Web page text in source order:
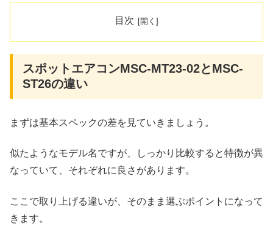
目次
スポットエアコンMSC-MT23-02とMSC-
ST26の違い
まずは基本スペックの差を見ていきましょう。
似たようなモデル名ですが、しっかり比較すると特徴が異
なっていて、それぞれに良さがあります。
ここで取り上げる違いが、そのまま選ぶポイントになって
きます。